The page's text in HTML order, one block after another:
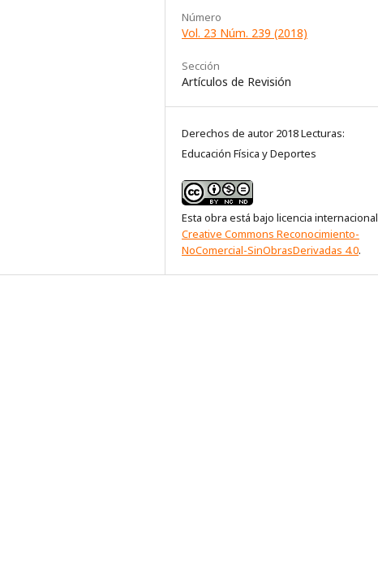
Número
Vol. 23 Núm. 239 (2018)
Sección
Artículos de Revisión
Derechos de autor 2018 Lecturas:
Educación Física y Deportes
Esta obra está bajo licencia internacional
Creative Commons Reconocimiento-
NoComercial-SinObrasDerivadas 4.0.